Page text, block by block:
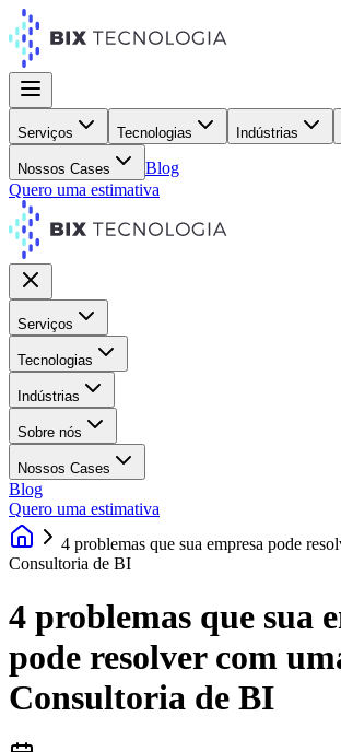
Serviços Tecnologias Indústrias
Nossos Cases
Blog
Quero uma estimativa
Serviços
Tecnologias
Indústrias
Sobre nós
Nossos Cases
Blog
Quero uma estimativa
4 problemas que sua empresa pode
Consultoria de BI
4 problemas que sua
pode resolver com
Consultoria de BI